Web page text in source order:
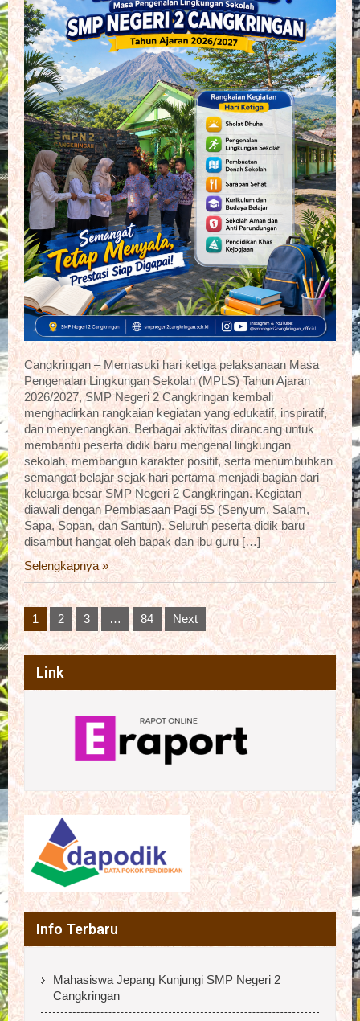
Cangkringan – Memasuki hari ketiga pelaksanaan Masa
Pengenalan Lingkungan Sekolah (MPLS) Tahun Ajaran
2026/2027, SMP Negeri 2 Cangkringan kembali
menghadirkan rangkaian kegiatan yang edukatif, inspiratif,
dan menyenangkan. Berbagai aktivitas dirancang untuk
membantu peserta didik baru mengenal lingkungan
sekolah, membangun karakter positif, serta menumbuhkan
semangat belajar sejak hari pertama menjadi bagian dari
keluarga besar SMP Negeri 2 Cangkringan. Kegiatan
diawali dengan Pembiasaan Pagi 5S (Senyum, Salam,
Sapa, Sopan, dan Santun). Seluruh peserta didik baru
disambut hangat oleh bapak dan ibu guru […]
Selengkapnya »
Posts
pagination
1 2 3 … 84 Next
Link
Info Terbaru
Mahasiswa Jepang Kunjungi SMP Negeri 2
Cangkringan